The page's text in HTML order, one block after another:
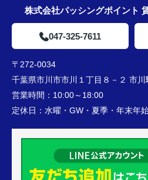
株式会社パッシングポイント
047-325-7611
〒272-0034
千葉県市川市市川１丁目８－２ 市
営業時間： 10:00～18:00
定休日： 水曜・GW・夏季・年末年